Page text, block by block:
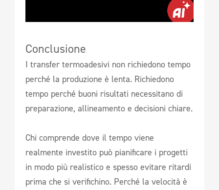
Conclusione
I transfer termoadesivi non richiedono tempo
perché la produzione è lenta. Richiedono
tempo perché buoni risultati necessitano di
preparazione, allineamento e decisioni chiare.
Chi comprende dove il tempo viene
realmente investito può pianificare i progetti
in modo più realistico e spesso evitare ritardi
prima che si verifichino. Perché la velocità è